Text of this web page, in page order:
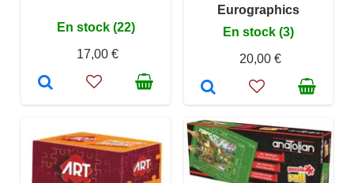
En stock (22)
17,00 €
Eurographics
En stock (3)
20,00 €